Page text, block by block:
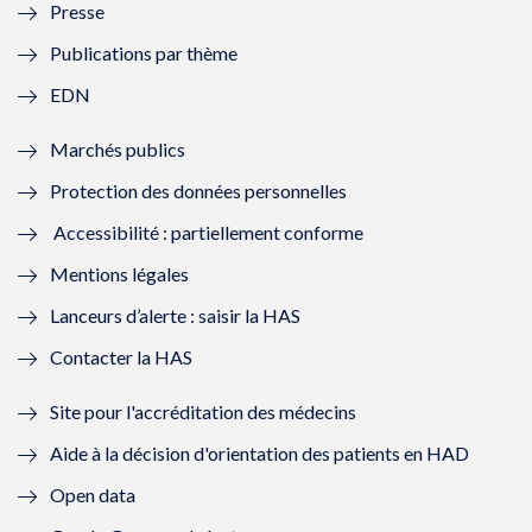
f
n
ê
t
r
e
)
e
n
ê
r
)
ê
t
e
ê
)
Presse
Publications par thème
EDN
Marchés publics
Protection des données personnelles
Accessibilité : partiellement conforme
Mentions légales
Lanceurs d’alerte : saisir la HAS
Contacter la HAS
Site pour l'accréditation des médecins
Aide à la décision d'orientation des patients en HAD
Open data